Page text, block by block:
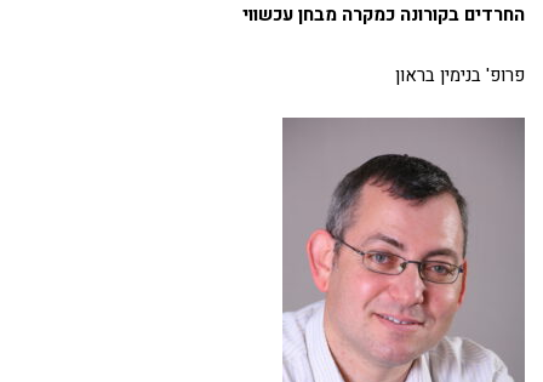
החרדים בקורונה כמקרה מבחן עכשווי
פרופ' בנימין בראון